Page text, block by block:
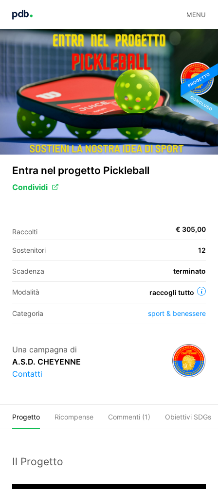
MENU
IT
FR
ES
Entra nel progetto Pickleball
Condividi
Raccolti € 305,00
Sostenitori 12
Scadenza terminato
Modalità raccogli tutto
Categoria sport & benessere
Una campagna di
A.S.D. CHEYENNE
Contatti
Progetto Ricompense Commenti (1) Obiettivi SDGs
Il Progetto